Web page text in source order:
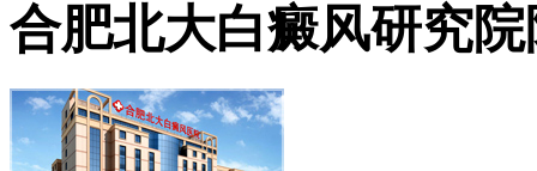
合肥北大白癜风研究